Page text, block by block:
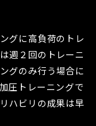
グに高負荷のトレ
週２回のトレーニ
グのみ行う場合に
圧トレーニングで
ハビリの成果は早